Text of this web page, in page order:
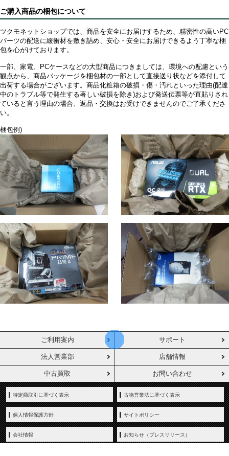
ご購入商品の梱包について
ツクモネットショップでは、商品を安全にお届けするため、精密性の高いPC
パーツの配送に緩衝材を敷き詰め、安心・安全にお届けできるよう丁寧な梱
包を心がけております。
一部、家電、PCケースなどの大型商品につきましては、環境への配慮という
観点から、商品パッケージを梱包材の一部として直接送り状などを添付して
出荷する場合がございます。商品化粧箱の破損・傷・汚れといった理由(配達
中のトラブル等で発生する著しい破損を除き)および発送伝票等が直貼りされ
ていると言う理由の場合、返品・交換はお受けできませんのでご了承くださ
い。
梱包例)
ご利用案内 サポート
法人営業部 店舗情報
中古買取 お問い合わせ
特定商取引に基づく表示 古物営業法に基づく表示
個人情報保護方針 サイトポリシー
会社情報 お知らせ（プレスリリース）